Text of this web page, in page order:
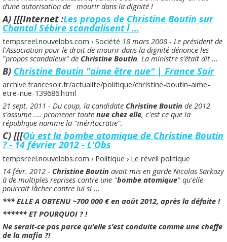
d’une autorisation de mourir dans la dignité !
A) [[[Internet :Les propos de Christine Boutin sur
Chantal Sébire scandalisent l ...
tempsreel.nouvelobs.com › Société 18 mars 2008 - Le président de
l'Association pour le droit de mourir dans la dignité dénonce les
"propos scandaleux" de Christine Boutin. La ministre s'était dit ...
B) Christine Boutin "aime être nue" | France Soir
archive.francesoir.fr/actualite/politique/christine-boutin-aime-
etre-nue-139686.html
21 sept. 2011 - Du coup, la candidate Christine Boutin de 2012
s'assume .... promener toute nue chez elle, c'est ce que la
république nomme la "méritocratie".
C) [[[Où est la bombe atomique de Christine Boutin
? - 14 février 2012 - L'Obs
tempsreel.nouvelobs.com › Politique › Le réveil politique
14 févr. 2012 - Christine Boutin avait mis en garde Nicolas Sarkozy
à de multiples reprises contre une "bombe atomique" qu'elle
pourrait lâcher contre lui si ...
*** ELLE A OBTENU ~700 000 € en août 2012, après la défaite !
****** ET POURQUOI ? !
Ne serait-ce pas parce qu’elle s’est conduite comme une cheffe
de la mafia ?!